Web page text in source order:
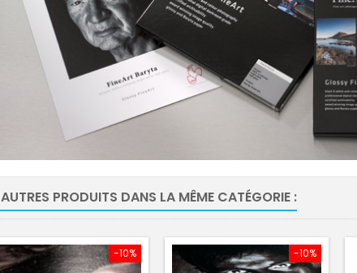
PRODUITS DANS LA MÊME CATÉGORIE :
-10% -10%